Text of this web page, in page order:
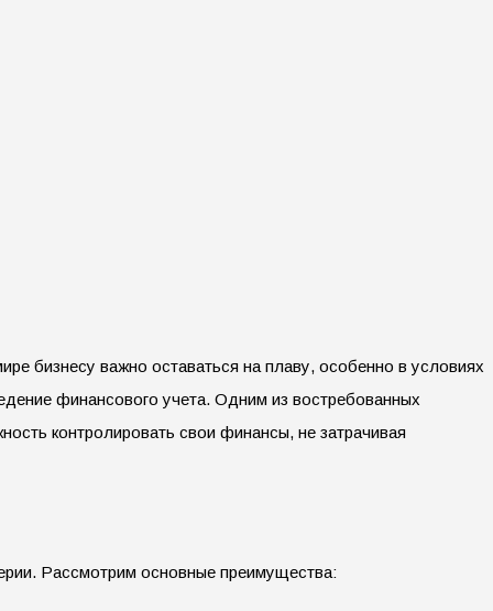
бизнесу важно оставаться на плаву, особенно в условиях
финансового учета. Одним из востребованных
контролировать свои финансы, не затрачивая
Рассмотрим основные преимущества: